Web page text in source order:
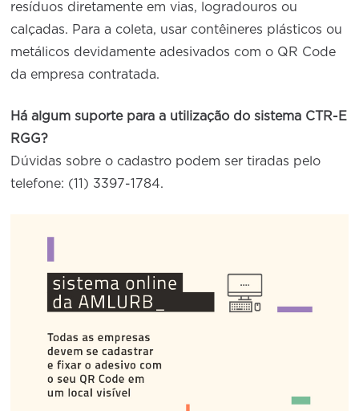
resíduos diretamente em vias, logradouros ou
calçadas. Para a coleta, usar contêineres plásticos ou
metálicos devidamente adesivados com o QR Code
da empresa contratada.
Há algum suporte para a utilização do sistema CTR-E
RGG?
Dúvidas sobre o cadastro podem ser tiradas pelo
telefone: (11) 3397-1784.